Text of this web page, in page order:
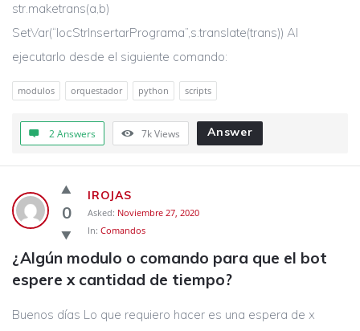
str.maketrans(a,b)
SetVar(“locStrInsertarPrograma”,s.translate(trans)) Al
ejecutarlo desde el siguiente comando:
modulos orquestador python scripts
2 Answers 7kViews Answer
0
IROJAS
Asked: Noviembre 27, 2020
In: Comandos
¿Algún modulo o comando para que el bot
espere x cantidad de tiempo?
Buenos días Lo que requiero hacer es una espera de x